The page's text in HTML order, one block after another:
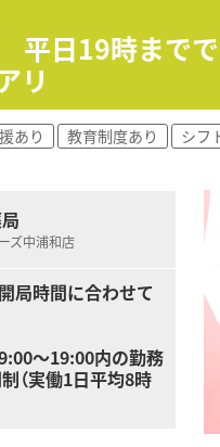
切にできる環境です。
取得する風土が根付いて
働き方が可能となってい
きやすい社風です。
務に取り組むことができ
日19時まで
リ
あり 教育制度あり シフ
ズ中浦和店
時間に合わせて
～19:00内の勤務
（実働1日平均8時